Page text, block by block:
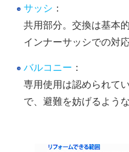
サッシ ：
共用部分。交換は基本
インナーサッシでの対応
バルコニー ：
専用使用は認められて
で、避難を妨げるよう